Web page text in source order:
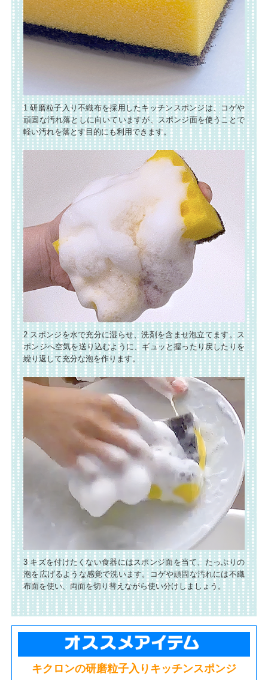
1 研磨粒子入り不織布を採用したキッチンスポンジは、コゲや
頑固な汚れ落としに向いていますが、スポンジ面を使うことで
軽い汚れを落とす目的にも利用できます。
2 スポンジを水で充分に湿らせ、洗剤を含ませ泡立てます。ス
ポンジへ空気を送り込むように、ギュッと握ったり戻したりを
繰り返して充分な泡を作ります。
3 キズを付けたくない食器にはスポンジ面を当て、たっぷりの
泡を広げるような感覚で洗います。コゲや頑固な汚れには不織
布面を使い、両面を切り替えながら使い分けしましょう。
キクロンの研磨粒子入りキッチンスポンジ